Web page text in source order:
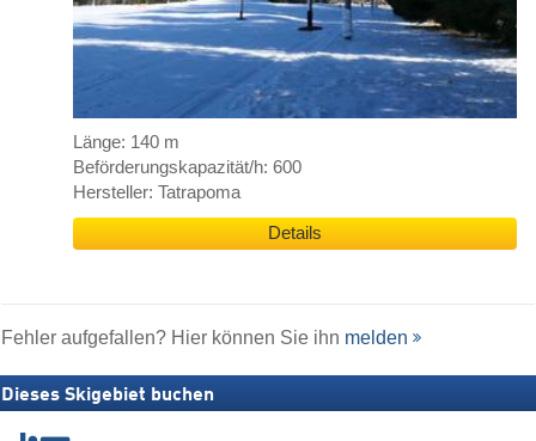
Länge: 140 m
Beförderungskapazität/h: 600
Hersteller: Tatrapoma
Details
Fehler aufgefallen? Hier können Sie ihn melden
Dieses Skigebiet buchen